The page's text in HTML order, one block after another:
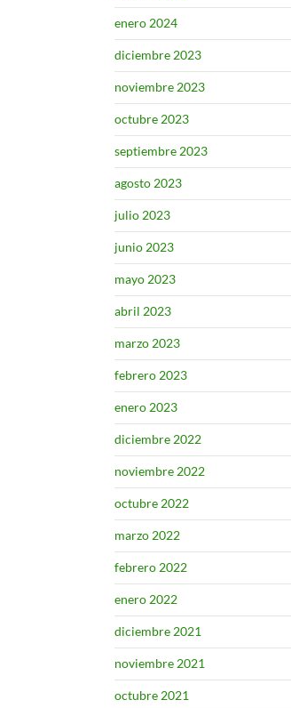
enero 2024
diciembre 2023
noviembre 2023
octubre 2023
septiembre 2023
agosto 2023
julio 2023
junio 2023
mayo 2023
abril 2023
marzo 2023
febrero 2023
enero 2023
diciembre 2022
noviembre 2022
octubre 2022
marzo 2022
febrero 2022
enero 2022
diciembre 2021
noviembre 2021
octubre 2021